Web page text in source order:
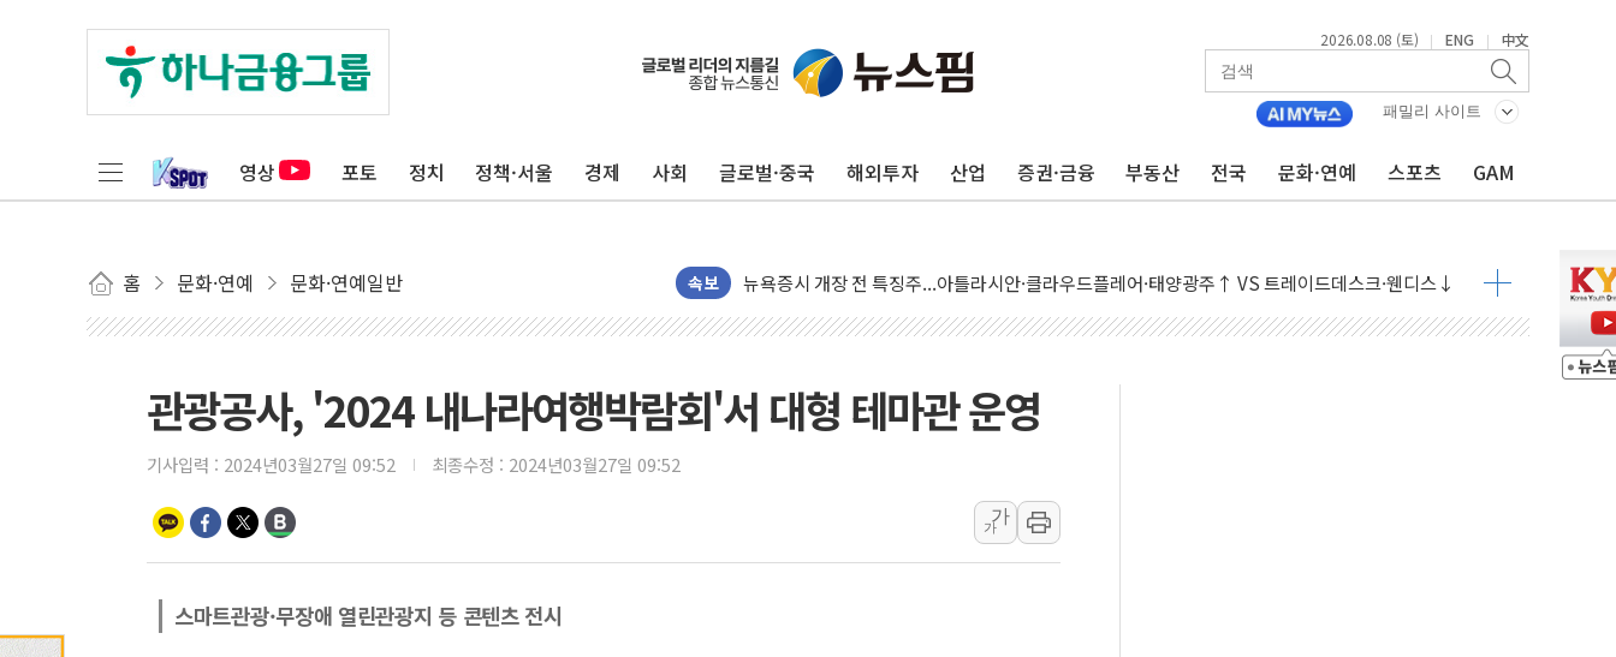
2026.08.08 (토) | ENG | 中文
패밀리 사이트
영상 포토 정치 정책·서울 경제 사회 글로벌·중국 해외투자 산업 증권·금융 부동산 전국 문화·연예 스포츠 GAM
홈 문화·연예 문화·연예일반 속보
[종합] 이슬람 수니파 3국, '공동방위협정' 체결… 이스라엘·이란 위협에 맞설 자체 억지력 강화
트럼프, 백신·자폐증 행정명령 검토…"이르면 다음 주"
이란 핵심 원유 수출항 '하르그섬', 최근 1주일 이상 '올스톱'… 美 해상봉쇄 영향
美 고용 쇼크에 엔화 장중 급등…시장은 "또 개입했나" 촉각
뉴욕증시 프리뷰, 美 고용 쇼크에 금리 인상 우려 후퇴…나스닥 선물 1%대 상승
[종합] 美 7월 고용 2만3000명 감소 '쇼크'…9월 금리 인상 기대 후퇴
[사진] 이슬람 수니파 3개국, 공동방위협정 체결
관광공사, '2024 내나라여행박람회'서 대형 테마관 운영
기사입력 : 2024년03월27일 09:52 최종수정 : 2024년03월27일 09:52
가
가
스마트관광·무장애 열린관광지 등 콘텐츠 전시